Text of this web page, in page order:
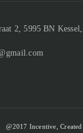
2, 5995 BN
@2017 Incentive,